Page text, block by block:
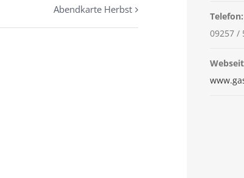
Abendkarte Herbst
Telefon:
09257 /